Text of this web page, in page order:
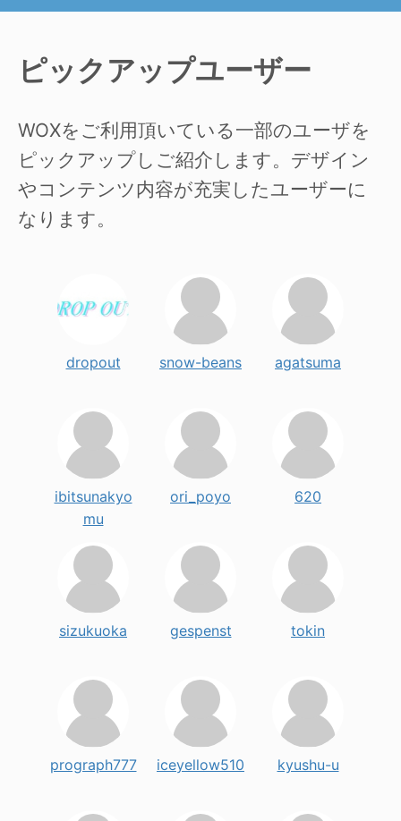
ピックアップユーザー
WOXをご利用頂いている一部のユーザを
ピックアップしご紹介します。デザイン
やコンテンツ内容が充実したユーザーに
なります。
dropout snow-beans agatsuma
ibitsunakyo
mu
ori_poyo 620
sizukuoka gespenst tokin
prograph777 iceyellow510 kyushu-u